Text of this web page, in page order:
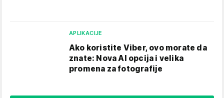
APLIKACIJE
Ako koristite Viber, ovo morate da
znate: Nova AI opcija i velika
promena za fotografije